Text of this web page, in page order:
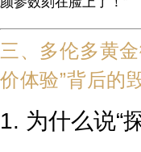
三、多伦多黄
价体验”背后的
1. 为什么说“